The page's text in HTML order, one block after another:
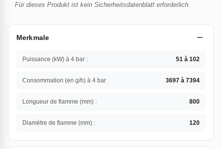
Für dieses Produkt ist kein Sicherheitsdatenblatt erforderlich.
Merkmale
Puissance (kW) à 4 bar : 51 à 102
Consommation (en g/h) à 4 bar 3697 à 7394
Longueur de flamme (mm) : 800
Diamètre de flamme (mm) : 120